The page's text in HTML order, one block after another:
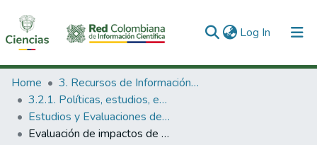
Log In (current)
Communities & Collections
All of DSpace
Statistics
Home
3. Recursos de Información Científica y Tecnológica
3.2.1. Políticas, estudios, evaluaciones e indicadores de CTeI
Estudios y Evaluaciones de CTel
Evaluación de impactos de proyectos de investigación y Ddesarrollo e innovación financiados por COLCIENCIAS en el período 1999-2005 Región Caribe